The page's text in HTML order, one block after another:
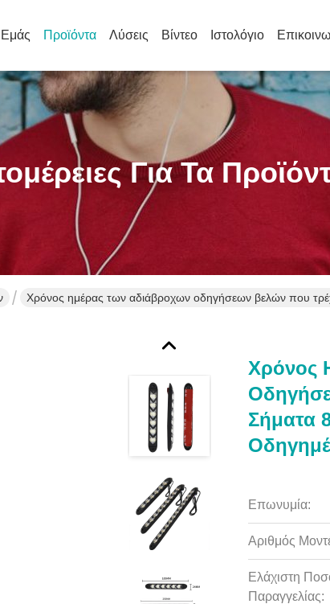
Εμάς Προϊόντα Λύσεις Βίντεο Ιστολόγιο
Για Τα
Χρόνος ημέρας των αδιάβροχων οδηγήσεων βελών που
Χρόνος
Σήματα
Επωνυμία:
Αριθμός
Ελάχιστη
Παραγγελίας: